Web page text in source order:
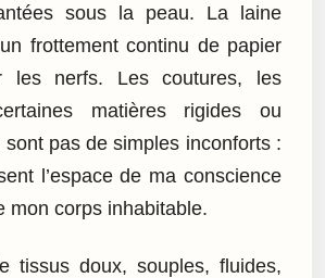
sous la peau. La laine
frottement continu de papier
les nerfs. Les coutures, les
matières rigides ou
sont pas de simples inconforts :
l’espace de ma conscience
mon corps inhabitable.
tissus doux, souples, fluides,